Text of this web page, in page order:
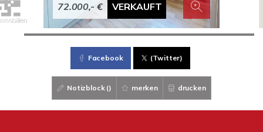
72.000,- € VERKAUFT
Facebook (Twitter)
Notizblock () merken drucken